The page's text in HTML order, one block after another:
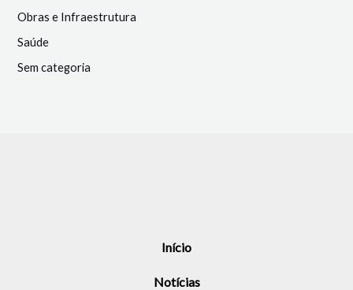
Obras e Infraestrutura
Saúde
Sem categoria
Início
Notícias